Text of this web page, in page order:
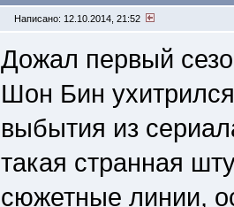
Написано: 12.10.2014, 21:52
Дожал первый
Шон Бин
выбытия из
такая странная
сюжетные линии,